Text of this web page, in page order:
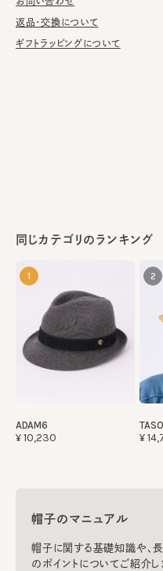
り、イタリア・アレッサンドリ
を集めた工場を設立したこと
60年の年月を経たボルサリー
返品・交換について
ギフトラッピングについて
同じカテゴリのランキング
1
ADAM6
¥10,230
2
帽子のマニュアル
帽子に関する基礎知識や、
のポイントについてご紹介し